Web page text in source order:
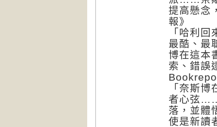
提高懸念
報》
「哈利
最酷、最
博在這本
索、錯誤
「奈斯
者心弦
落，並體
使是新讀